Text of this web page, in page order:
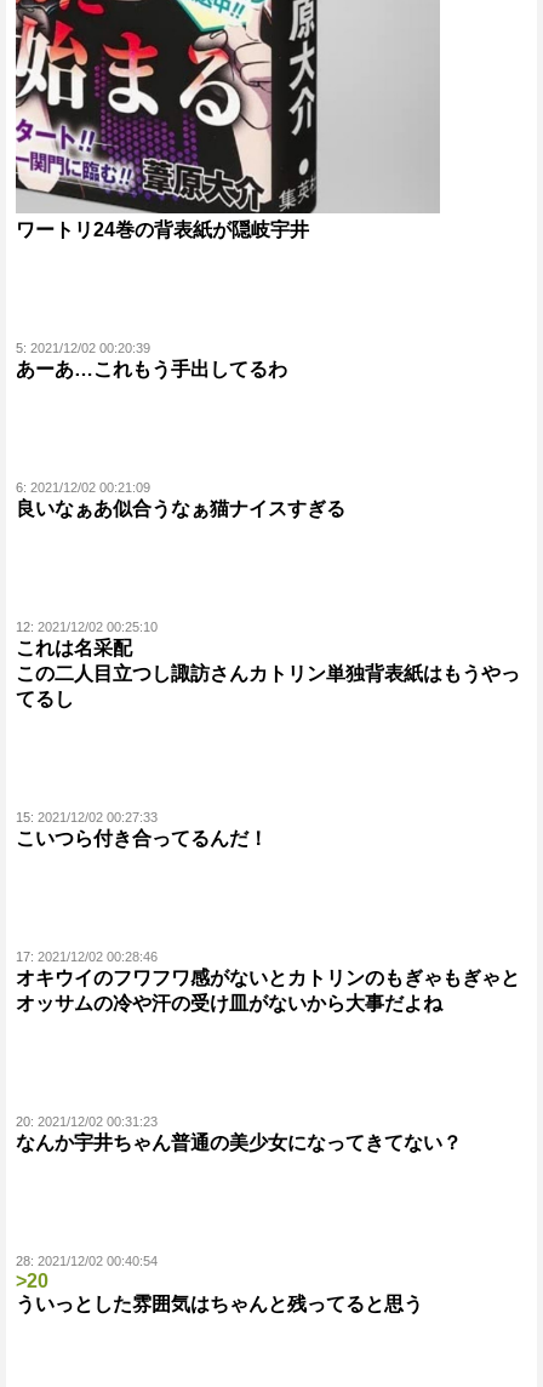
ワートリ24巻の背表紙が隠岐宇井
5: 2021/12/02 00:20:39
あーあ…これもう手出してるわ
6: 2021/12/02 00:21:09
良いなぁあ似合うなぁ猫ナイスすぎる
12: 2021/12/02 00:25:10
これは名采配
この二人目立つし諏訪さんカトリン単独背表紙はもうやっ
てるし
15: 2021/12/02 00:27:33
こいつら付き合ってるんだ！
17: 2021/12/02 00:28:46
オキウイのフワフワ感がないとカトリンのもぎゃもぎゃと
オッサムの冷や汗の受け皿がないから大事だよね
20: 2021/12/02 00:31:23
なんか宇井ちゃん普通の美少女になってきてない？
28: 2021/12/02 00:40:54
>20
ういっとした雰囲気はちゃんと残ってると思う